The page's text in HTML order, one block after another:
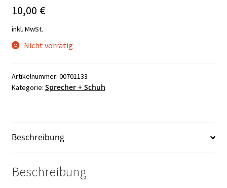
10,00 €
inkl. MwSt.
Nicht vorrätig
Artikelnummer: 00701133
Kategorie: Sprecher + Schuh
Beschreibung
Beschreibung